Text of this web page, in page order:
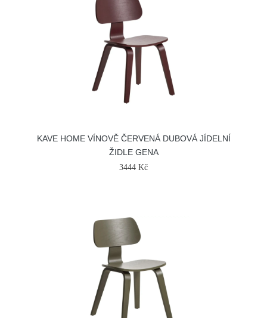
KAVE HOME VÍNOVĚ ČERVENÁ DUBOVÁ JÍDELNÍ
ŽIDLE GENA
3444 Kč